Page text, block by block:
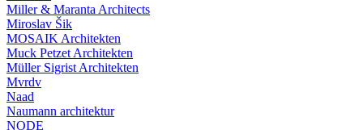
Miller & Maranta Architects
Miroslav Šik
MOSAIK Architekten
Muck Petzet Architekten
Müller Sigrist Architekten
Mvrdv
Naad
Naumann architektur
NODE